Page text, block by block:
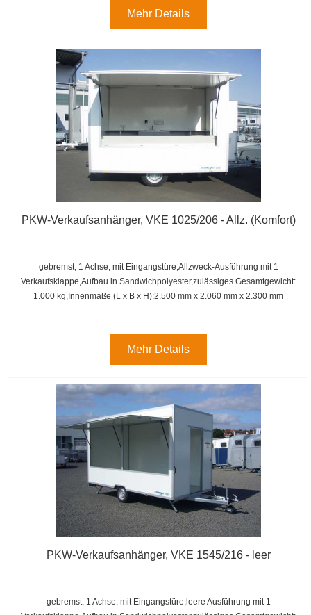
Mehr Details
PKW-Verkaufsanhänger, VKE 1025/206 - Allz. (Komfort)
gebremst, 1 Achse, mit Eingangstüre,Allzweck-Ausführung mit 1
Verkaufsklappe,Aufbau in Sandwichpolyester,zulässiges Gesamtgewicht:
1.000 kg, Innenmaße (L x B x H):2.500 mm x 2.060 mm x 2.300 mm
Mehr Details
PKW-Verkaufsanhänger, VKE 1545/216 - leer
gebremst, 1 Achse, mit Eingangstüre,leere Ausführung mit 1